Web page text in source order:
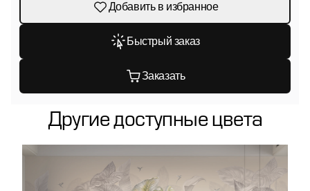
Добавить в избранное
Быстрый заказ
Заказать
Другие доступные цвета